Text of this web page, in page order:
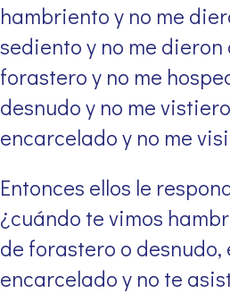
hambriento y no me
sediento y no me dieron
forastero y no me
desnudo y no me
encarcelado y no me
Entonces ellos le
¿cuándo te vimos
de forastero o desnudo,
encarcelado y no te